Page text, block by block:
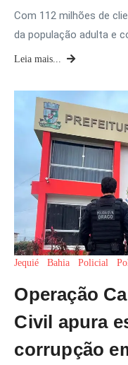
Com 112 milhões de
da população adulta e
Leia mais...
Jequié Bahia Policial
Operação
Civil apura
corrupção